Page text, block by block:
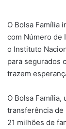
O Bolsa Família
com Número de
o Instituto
para segurados
trazem
O Bolsa Família,
transferência de
21 milhões de